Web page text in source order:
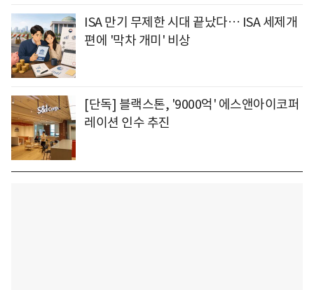
ISA 만기 무제한 시대 끝났다… ISA 세제개
편에 '막차 개미' 비상
[단독] 블랙스톤, '9000억' 에스앤아이코퍼
레이션 인수 추진